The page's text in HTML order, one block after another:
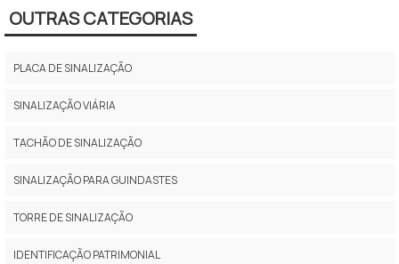
OUTRAS CATEGORIAS
PLACA DE SINALIZAÇÃO
SINALIZAÇÃO VIÁRIA
TACHÃO DE SINALIZAÇÃO
SINALIZAÇÃO PARA GUINDASTES
TORRE DE SINALIZAÇÃO
IDENTIFICAÇÃO PATRIMONIAL